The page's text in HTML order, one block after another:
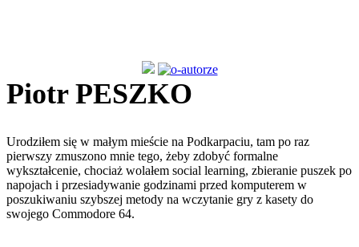
Piotr PESZKO
Urodziłem się w małym mieście na Podkarpaciu, tam po raz
pierwszy zmuszono mnie tego, żeby zdobyć formalne
wykształcenie, chociaż wolałem social learning, zbieranie puszek po
napojach i przesiadywanie godzinami przed komputerem w
poszukiwaniu szybszej metody na wczytanie gry z kasety do
swojego Commodore 64.